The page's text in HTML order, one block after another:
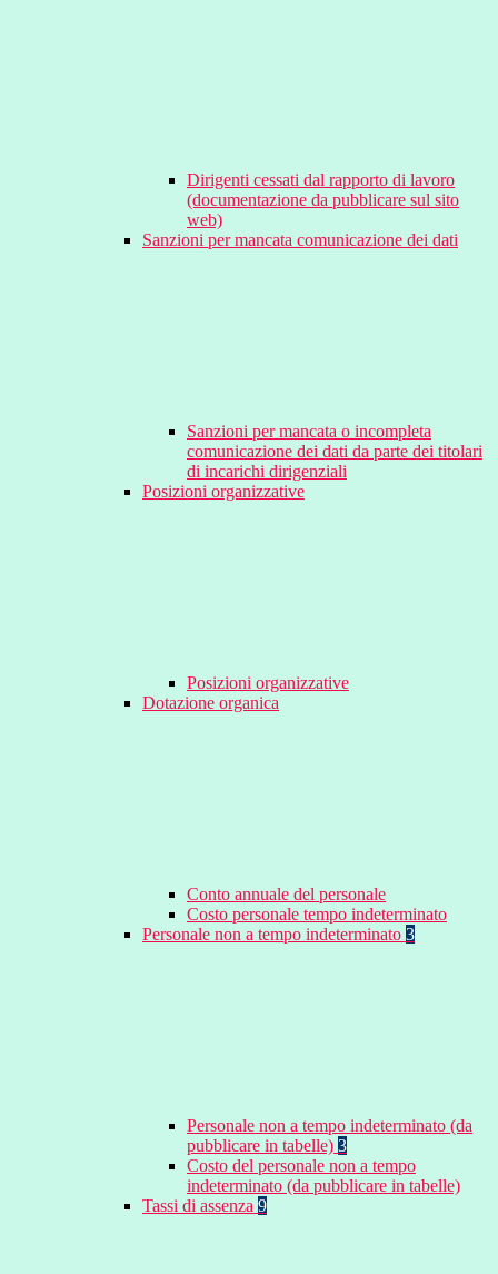
Dirigenti cessati dal rapporto di lavoro
(documentazione da pubblicare sul sito
web)
Sanzioni per mancata comunicazione dei dati
Sanzioni per mancata o incompleta
comunicazione dei dati da parte dei titolari
di incarichi dirigenziali
Posizioni organizzative
Posizioni organizzative
Dotazione organica
Conto annuale del personale
Costo personale tempo indeterminato
Personale non a tempo indeterminato 3
Personale non a tempo indeterminato (da
pubblicare in tabelle) 3
Costo del personale non a tempo
indeterminato (da pubblicare in tabelle)
Tassi di assenza 9